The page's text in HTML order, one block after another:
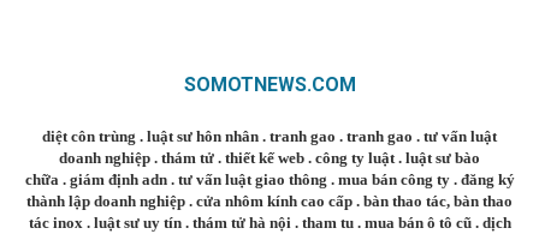
SOMOTNEWS.COM
diệt côn trùng . luật sư hôn nhân . tranh gao . tranh gao . tư vấn luật
doanh nghiệp . thám tử . thiết kế web . công ty luật. luật sư bào
chữa. giám định adn. tư vấn luật giao thông . mua bán công ty. đăng ký
thành lập doanh nghiệp . cửa nhôm kính cao cấp . bàn thao tác, bàn thao
tác inox. luật sư uy tín. thám tử hà nội. tham tu. mua bán ô tô cũ. dịch